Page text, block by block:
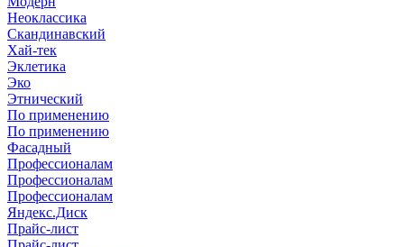
Неоклассика
Скандинавский
Хай-тек
Эклетика
Эко
Этнический
По применению
По применению
Фасадный
Профессионалам
Профессионалам
Профессионалам
Яндекс.Диск
Прайс-лист